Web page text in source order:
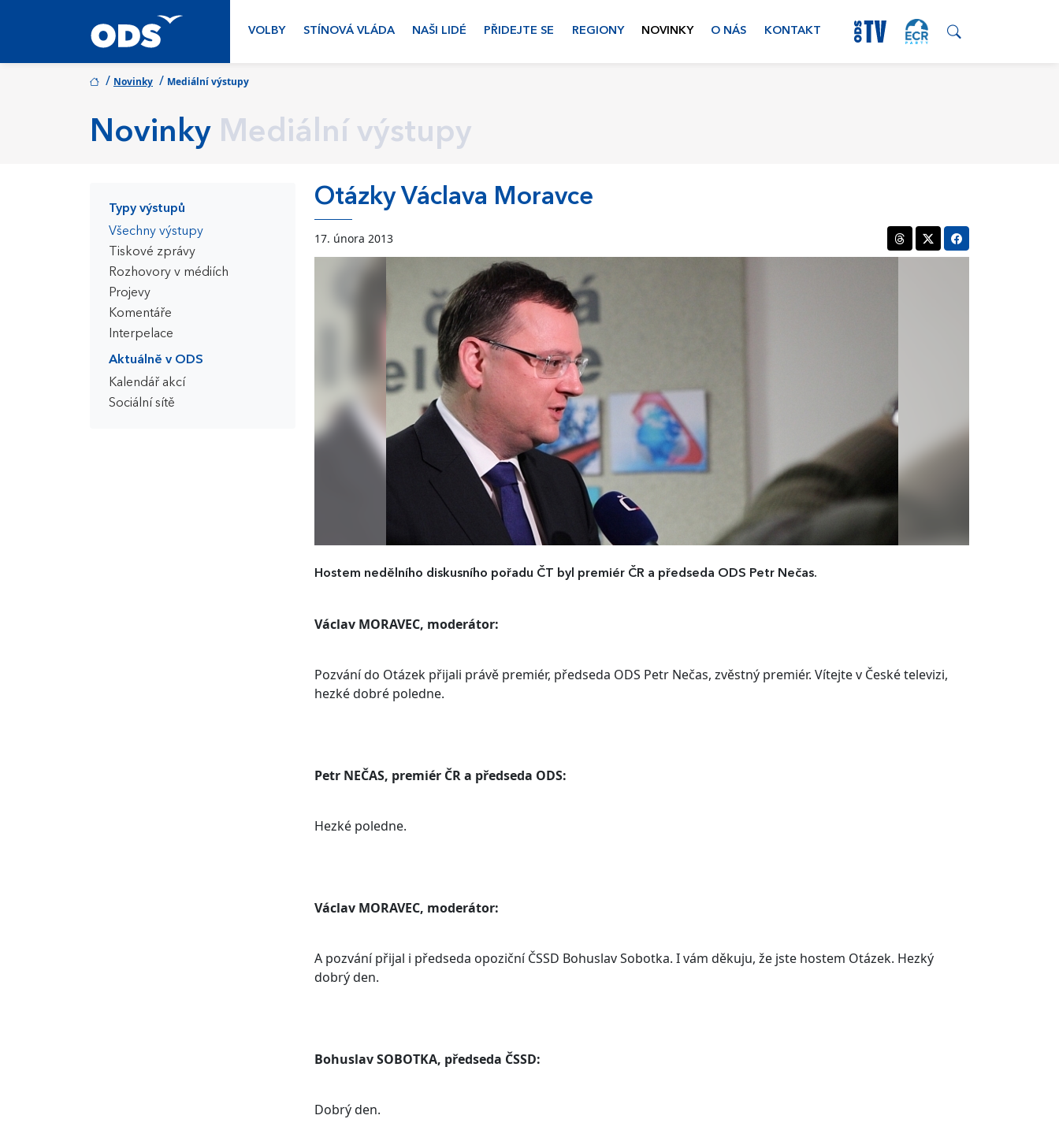
VOLBY STÍNOVÁ VLÁDA NAŠI LIDÉ PŘIDEJTE SE REGIONY NOVINKY O NÁS KONTAKT
/ Novinky / Mediální výstupy
Novinky Mediální výstupy
Typy výstupů
Všechny výstupy
Tiskové zprávy
Rozhovory v médiích
Projevy
Komentáře
Interpelace
Aktuálně v ODS
Kalendář akcí
Sociální sítě
Otázky Václava Moravce
17. února 2013
Hostem nedělního diskusního pořadu ČT byl premiér ČR a předseda ODS Petr Nečas.
Václav MORAVEC, moderátor:
Pozvání do Otázek přijali právě premiér, předseda ODS Petr Nečas, zvěstný premiér. Vítejte v České televizi,
hezké dobré poledne.
Petr NEČAS, premiér ČR a předseda ODS:
Hezké poledne.
Václav MORAVEC, moderátor:
A pozvání přijal i předseda opoziční ČSSD Bohuslav Sobotka. I vám děkuju, že jste hostem Otázek. Hezký
dobrý den.
Bohuslav SOBOTKA, předseda ČSSD:
Dobrý den.